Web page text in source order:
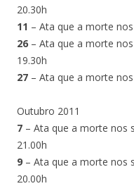
20.30h
11 – Ata que a morte
26 – Ata que a morte
19.30h
27 – Ata que a morte
Outubro 2011
7 – Ata que a morte nos
21.00h
9 – Ata que a morte nos
20.00h